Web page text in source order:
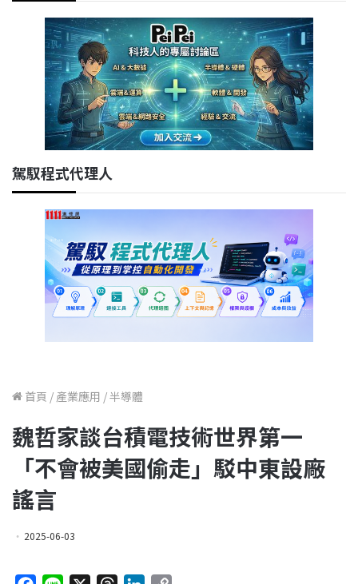
駕馭程式代理人